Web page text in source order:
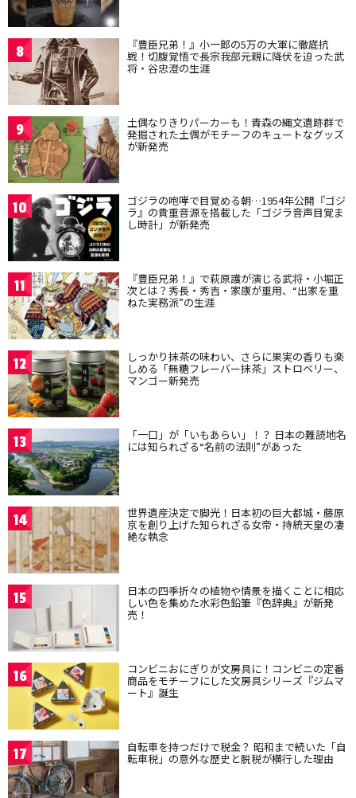
8 『豊臣兄弟！』小一郎の5万の大軍に徹底抗
戦！切腹覚悟で長宗我部元親に降伏を迫った武
将・谷忠澄の生涯
9 土偶なりきりパーカーも！青森の縄文遺跡群で
発掘された土偶がモチーフのキュートなグッズ
が新発売
10 ゴジラの咆哮で目覚める朝…1954年公開『ゴジ
ラ』の貴重音源を搭載した「ゴジラ音声目覚ま
し時計」が新発売
11 『豊臣兄弟！』で萩原護が演じる武将・小堀正
次とは？秀長・秀吉・家康が重用、“出家を重
ねた実務派”の生涯
12 しっかり抹茶の味わい、さらに果実の香りも楽
しめる「無糖フレーバー抹茶」ストロベリー、
マンゴー新発売
13 「一口」が「いもあらい」！？ 日本の難読地名
には知られざる“名前の法則”があった
14 世界遺産決定で脚光！日本初の巨大都城・藤原
京を創り上げた知られざる女帝・持統天皇の凄
絶な執念
15 日本の四季折々の植物や情景を描くことに相応
しい色を集めた水彩色鉛筆『色辞典』が新発
売！
16 コンビニおにぎりが文房具に！コンビニの定番
商品をモチーフにした文房具シリーズ『ジムマ
ート』誕生
17 自転車を持つだけで税金？ 昭和まで続いた「自
転車税」の意外な歴史と脱税が横行した理由